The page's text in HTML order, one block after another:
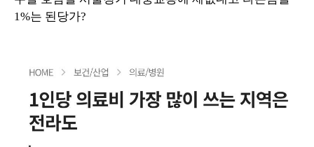
1%는 된당가?